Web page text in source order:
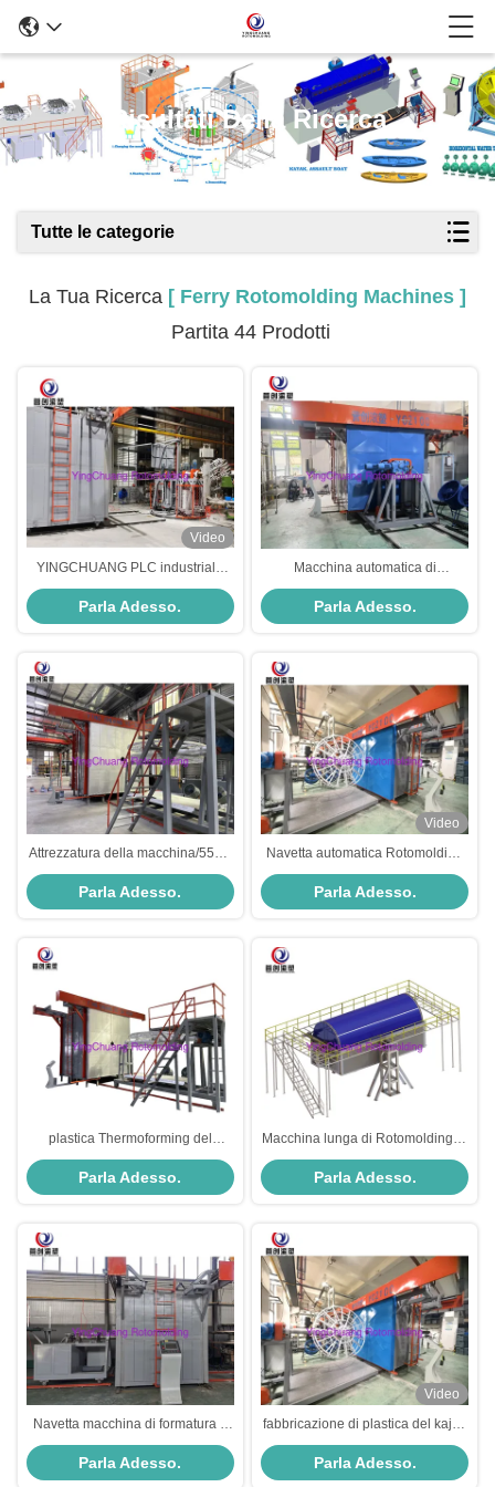
Risultati Della Ricerca
Tutte le categorie
La Tua Ricerca [ Ferry Rotomolding Machines ]
Partita 44 Prodotti
Video
YINGCHUANG PLC industriale
indipendente Bi-Axial Shuttle
Rotomolding Machine con grande
forno isolato per secchi di plastica
Parla Adesso.
Macchina automatica di
Rotomolding della navetta per la
certificazione del CE dei prodotti
della plastica
Parla Adesso.
Attrezzatura della macchina/55kw
Rotomolding di Rotomolding della
navetta delle sedie della plastica
Parla Adesso.
Video
Navetta automatica Rotomolding
a macchina/come le macchine di
Rotomolding del traghetto
Parla Adesso.
plastica Thermoforming del
serbatoio di acqua di stoccaggio
della macchina di Rotomolding
della navetta 220v
Parla Adesso.
Macchina lunga di Rotomolding di
rock-and-roll del kajak della barca
del prodotto di forma per il
serbatoio di acqua
Parla Adesso.
Navetta macchina di formatura a
macchina/rotatoria di Rotomolding
della canoa del kajak del pedale
Parla Adesso.
Video
fabbricazione di plastica del kajak
del PE del peschereccio LLDPE
della macchina di Rotomolding
della navetta 46Kw
Parla Adesso.